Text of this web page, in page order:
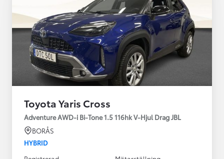
Toyota Yaris Cross
Adventure AWD-i Bi-Tone 1.5 116hk V-Hjul Drag JBL
BORÅS
HYBRID